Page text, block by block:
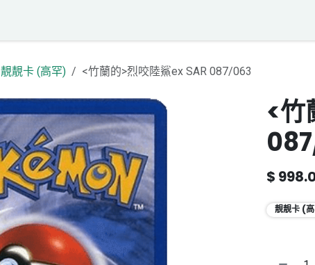
靚靚卡 (高罕) <竹蘭的>烈咬陸鯊ex SAR 087/063
<竹
$
靚靚卡 (